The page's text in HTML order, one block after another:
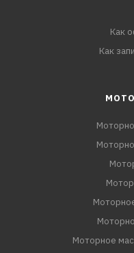
Как
Как
Моторное